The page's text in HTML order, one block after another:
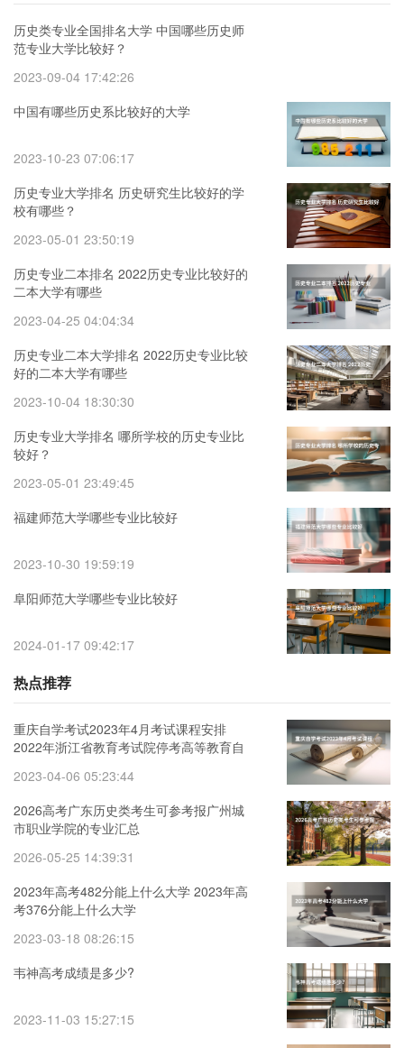
历史类专业全国排名大学 中国哪些历史师
范专业大学比较好？
2023-09-04 17:42:26
中国有哪些历史系比较好的大学
2023-10-23 07:06:17
历史专业大学排名 历史研究生比较好的学
校有哪些？
2023-05-01 23:50:19
历史专业二本排名 2022历史专业比较好的
二本大学有哪些
2023-04-25 04:04:34
历史专业二本大学排名 2022历史专业比较
好的二本大学有哪些
2023-10-04 18:30:30
历史专业大学排名 哪所学校的历史专业比
较好？
2023-05-01 23:49:45
福建师范大学哪些专业比较好
2023-10-30 19:59:19
阜阳师范大学哪些专业比较好
2024-01-17 09:42:17
热点推荐
重庆自学考试2023年4月考试课程安排
2022年浙江省教育考试院停考高等教育自
2023-04-06 05:23:44
2026高考广东历史类考生可参考报广州城
市职业学院的专业汇总
2026-05-25 14:39:31
2023年高考482分能上什么大学 2023年高
考376分能上什么大学
2023-03-18 08:26:15
韦神高考成绩是多少?
2023-11-03 15:27:15